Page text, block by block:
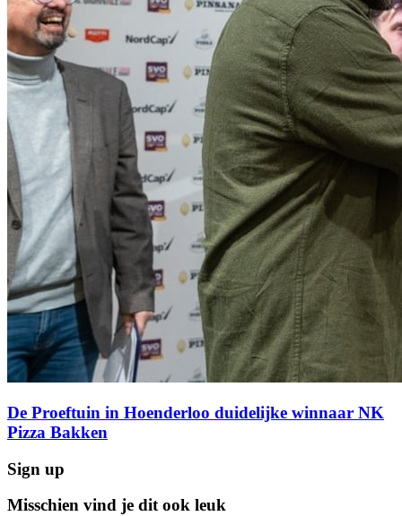
De Proeftuin in Hoenderloo duidelijke winnaar NK
Pizza Bakken
Sign up
Misschien vind je dit ook leuk